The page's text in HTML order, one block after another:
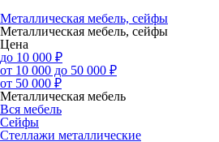
Металлическая мебель, сейфы
Металлическая мебель, сейфы
Цена
до 10 000 ₽
от 10 000 до 50 000 ₽
от 50 000 ₽
Металлическая мебель
Вся мебель
Сейфы
Стеллажи металлические